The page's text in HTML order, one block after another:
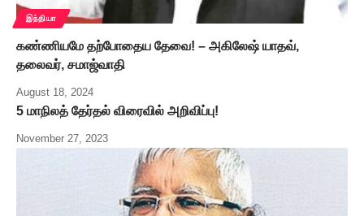
இந்தியா
கண்ணியமே தற்போதைய தேவை! – அகிலேஷ் யாதவ்,
தலைவர், சமாஜ்வாதி
August 18, 2024
5 மாநிலத் தேர்தல் விரைவில் அறிவிப்பு!
November 27, 2023